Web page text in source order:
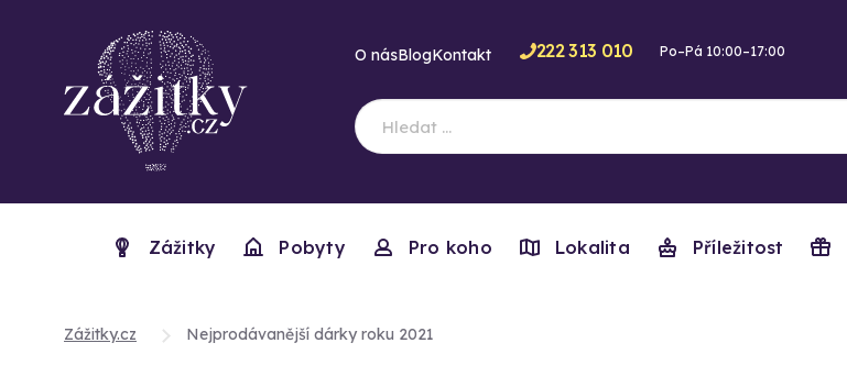
O násBlogKontakt 222 313 010 Po–Pá 10:00–17:00
Zážitky Pobyty Pro koho Lokalita Příležitost
Zážitky.cz Nejprodávanější dárky roku 2021